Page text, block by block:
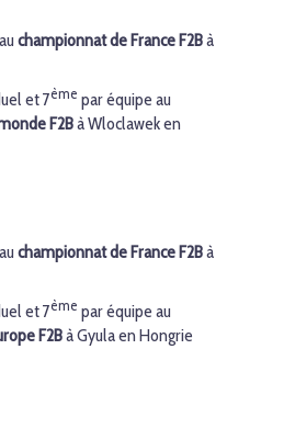
au championnat de France F2Bà
et 7ème par équipe au
F2Bà Wloclawek en
au championnat de France F2Bà
et 7ème par équipe au
F2Bà Gyula en Hongrie